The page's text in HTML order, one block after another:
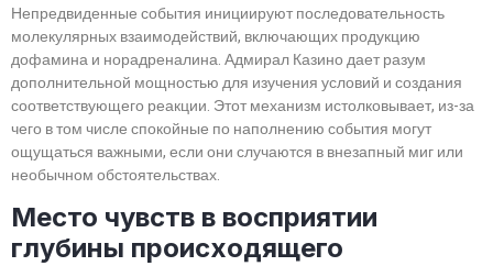
Непредвиденные события инициируют последовательность
молекулярных взаимодействий, включающих продукцию
дофамина и норадреналина. Адмирал Казино дает разум
дополнительной мощностью для изучения условий и создания
соответствующего реакции. Этот механизм истолковывает, из-за
чего в том числе спокойные по наполнению события могут
ощущаться важными, если они случаются в внезапный миг или
необычном обстоятельствах.
Место чувств в восприятии
глубины происходящего